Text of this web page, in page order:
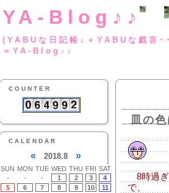
YA-Blog♪♪
(YABUな日記帳♪
＝YA-Blog♪♪
COUNTER
CALENDAR
« 2018.8 »
SUN MON TUE WED THU FRI SAT
-
- - 1 2 3
4
5
6 7 8 9 10
11
皿の
8時過ぎ
で、